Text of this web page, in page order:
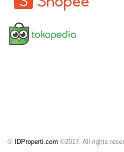
© IDProperti.com ©2017. All rights